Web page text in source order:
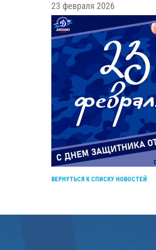
23 февраля 2026
ВЕРНУТЬСЯ К СПИСКУ НОВОСТЕЙ